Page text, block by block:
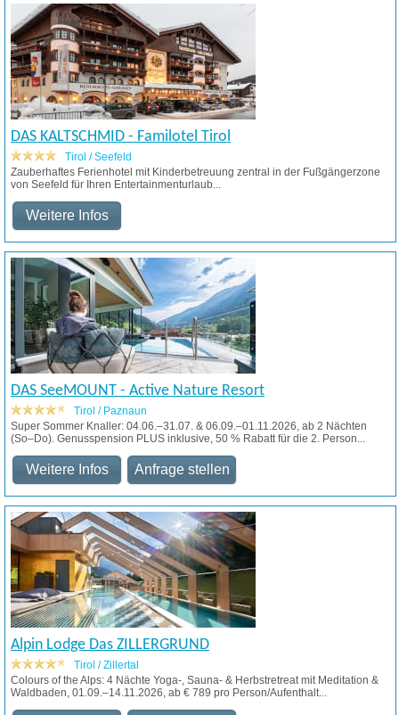
DAS KALTSCHMID - Familotel Tirol
Tirol / Seefeld
Zauberhaftes Ferienhotel mit Kinderbetreuung zentral in der Fußgängerzone
von Seefeld für Ihren Entertainmenturlaub...
Weitere Infos
DAS SeeMOUNT - Active Nature Resort
Tirol / Paznaun
Super Sommer Knaller: 04.06.–31.07. & 06.09.–01.11.2026, ab 2 Nächten
(So–Do). Genusspension PLUS inklusive, 50 % Rabatt für die 2. Person...
Weitere Infos Anfrage stellen
Alpin Lodge Das ZILLERGRUND
Tirol / Zillertal
Colours of the Alps: 4 Nächte Yoga-, Sauna- & Herbstretreat mit Meditation &
Waldbaden, 01.09.–14.11.2026, ab € 789 pro Person/Aufenthalt...